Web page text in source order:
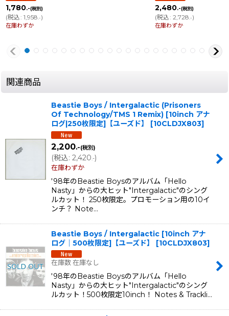
1,780.-(税別)
(税込: 1,958 .-)
在庫わずか
2,480.-(税別)
(税込: 2,728 .-)
在庫わずか
関連商品
Beastie Boys / Intergalactic (Prisoners
Of Technology/TMS 1 Remix) [10inch アナ
ログ|250枚限定]【ユーズド】
[10CLDJX803]
2,200.-(税別)
(税込: 2,420.-)
在庫わずか
'98年のBeastie Boysのアルバム「Hello
Nasty」からの大ヒット"Intergalactic"のシング
ルカット！ 250枚限定。プロモーション用の10イ
ンチ？ Note…
Beastie Boys / Intergalactic [10inch アナ
ログ｜500枚限定]【ユーズド】
[10CLDJX803]
在庫数 在庫なし
'98年のBeastie Boysのアルバム「Hello
Nasty」からの大ヒット"Intergalactic"のシング
ルカット！500枚限定10inch！ Notes & Trackli…